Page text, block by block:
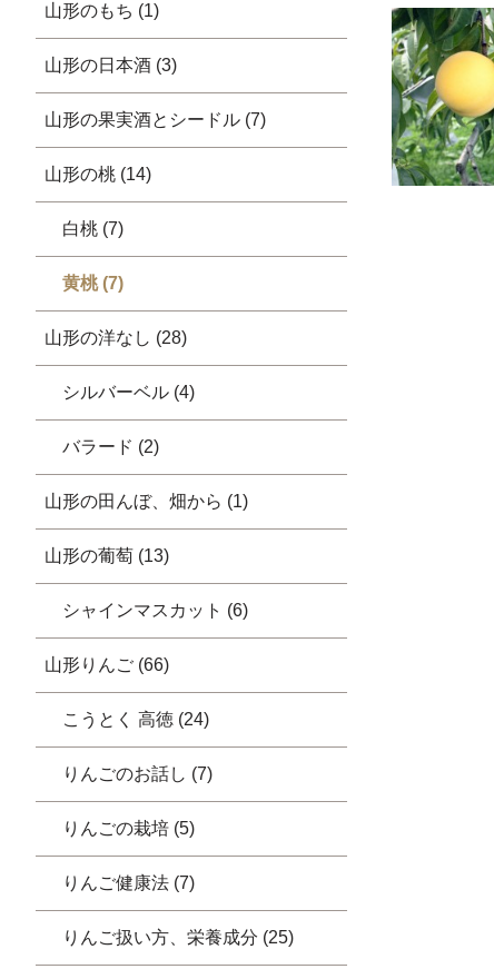
山形のもち (1)
山形の日本酒 (3)
山形の果実酒とシードル (7)
山形の桃 (14)
白桃 (7)
黄桃 (7)
山形の洋なし (28)
シルバーベル (4)
バラード (2)
山形の田んぼ、畑から (1)
山形の葡萄 (13)
シャインマスカット (6)
山形りんご (66)
こうとく 高徳 (24)
りんごのお話し (7)
りんごの栽培 (5)
りんご健康法 (7)
りんご扱い方、栄養成分 (25)